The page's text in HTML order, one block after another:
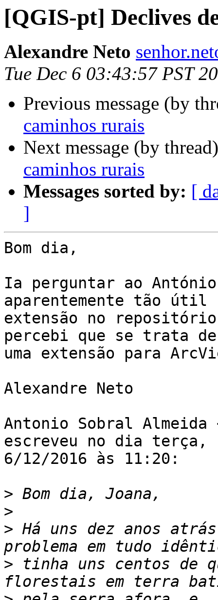
[QGIS-pt] Declives
Alexandre Neto
Tue Dec 6 03:43:57 PST
Previous message (by
caminhos rurais
Next message (by
caminhos rurais
Messages sorted by: [
]
Bom dia,
Ia perguntar ao
aparentemente tão útil
extensão no
percebi que se trata de
uma extensão para
Alexandre Neto
Antonio Sobral Almeida
escreveu no dia terça,
6/12/2016 às 11:20:
>
>
> Há uns dez anos
> tinha uns centos de